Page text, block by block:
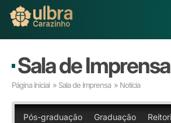
Buscar
Já sou Aluno
Matricule-se
Sala de Imprensa
Página Inicial » Sala de Imprensa » Notícia
Pós-graduação Graduação